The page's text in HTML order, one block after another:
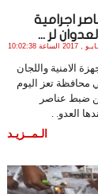
اجرامية
لر ...
الأربعاء , 31 مـايـو , 2017 الساعة 10:02:38
الامنية واللجان
محافظة تعز اليوم
من ضبط عناصر
العدو. .
الـمــزيـد